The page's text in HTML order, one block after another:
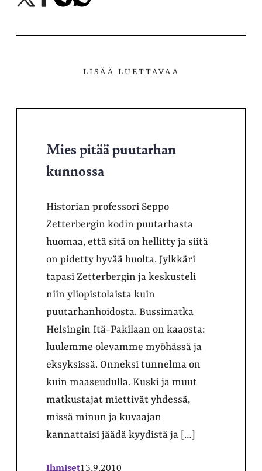
X-
Facebookissa
Telegramissa
WhatsAppissa
LISÄÄ LUETTAVAA
Mies pitää puutarhan
kunnossa
Historian professori Seppo
Zetterbergin kodin puutarhasta
huomaa, että sitä on hellitty ja siitä
on pidetty hyvää huolta. Jylkkäri
tapasi Zetterbergin ja keskusteli
niin yliopistolaista kuin
puutarhanhoidosta. Bussimatka
Helsingin Itä-Pakilaan on kaaosta:
luulemme olevamme myöhässä ja
eksyksissä. Onneksi tunnelma on
kuin maaseudulla. Kuski ja muut
matkustajat miettivät yhdessä,
missä minun ja kuvaajan
kannattaisi jäädä kyydistä ja […]
Ihmiset13.9.2010